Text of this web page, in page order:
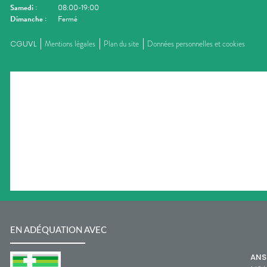
Samedi :
08:00-19:00
Dimanche : Fermé
CGUVL Mentions légales Plan du site Données personnelles et cookies
EN ADÉQUATION AVEC